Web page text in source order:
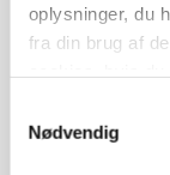
oplysninger, du
fra din brug af
Nødvendig